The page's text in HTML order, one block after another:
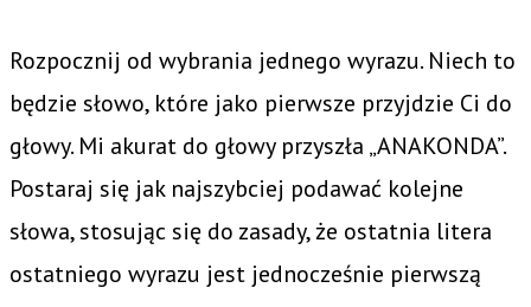
Rozpocznij od wybrania jednego wyrazu. Niech to
będzie słowo, które jako pierwsze przyjdzie Ci do
głowy. Mi akurat do głowy przyszła „ANAKONDA”.
Postaraj się jak najszybciej podawać kolejne
słowa, stosując się do zasady, że ostatnia litera
ostatniego wyrazu jest jednocześnie pierwszą